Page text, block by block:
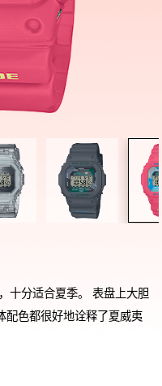
十分适合夏季。 表盘上大胆
配色都很好地诠释了夏威夷